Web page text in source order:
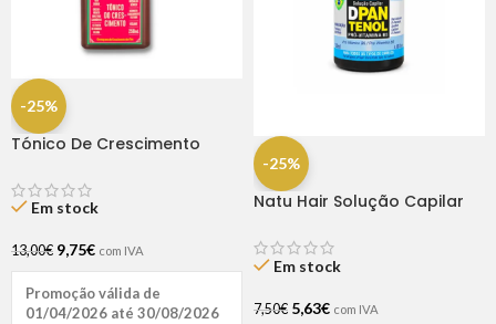
-25%
Tónico De Crescimento
Em stock
13,00€ 9,75€ com IVA
Promoção válida de
01/04/2026 até 30/08/2026
-25%
Natu Hair Solução Capilar
Em stock
7,50€ 5,63€ com IVA